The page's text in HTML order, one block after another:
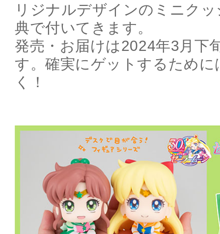
リジナルデザインのミニク
典で付いてきます。
発売・お届けは2024年3月下
す。確実にゲットするため
く！